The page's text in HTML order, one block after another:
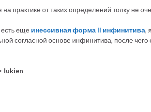
практике от таких определений толку не
еще инессивная форма II инфинитива,
согласной основе инфинитива, после чего
lukien